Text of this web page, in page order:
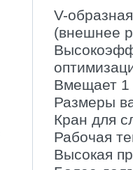
V-
(внешнее
Вмещает 1
Размеры
Кран для
Рабочая
Высокая